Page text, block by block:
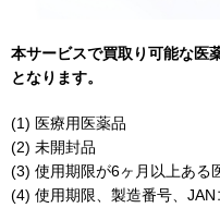
本サービスで買取り可能な医
となります。
(1) 医療用医薬品
(2) 未開封品
(3) 使用期限が6ヶ月以上ある
(4) 使用期限、製造番号、